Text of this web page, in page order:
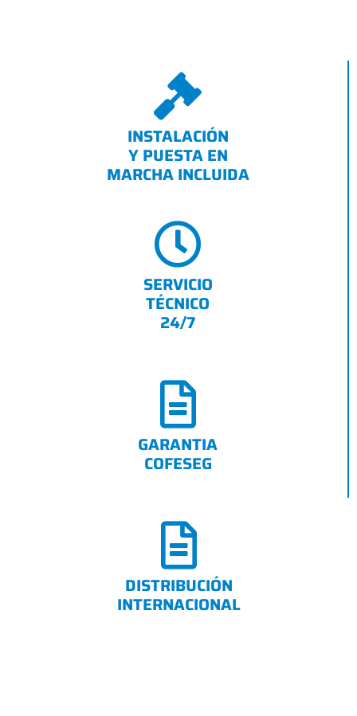
INSTALACIÓN
Y PUESTA EN
MARCHA INCLUIDA
SERVICIO
TÉCNICO
24/7
GARANTIA
COFESEG
DISTRIBUCIÓN
INTERNACIONAL